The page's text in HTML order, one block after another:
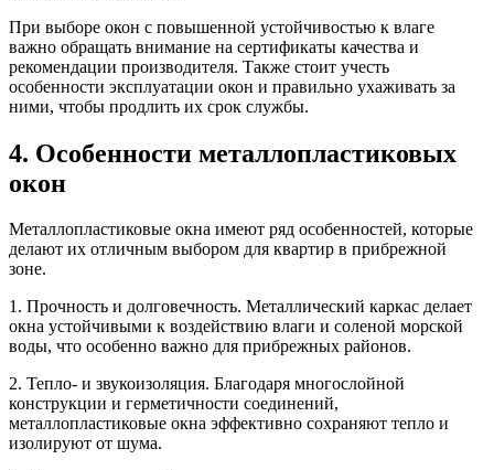
При выборе окон с повышенной устойчивостью к влаге
важно обращать внимание на сертификаты качества и
рекомендации производителя. Также стоит учесть
особенности эксплуатации окон и правильно ухаживать за
ними, чтобы продлить их срок службы.
4. Особенности металлопластиковых
окон
Металлопластиковые окна имеют ряд особенностей, которые
делают их отличным выбором для квартир в прибрежной
зоне.
1. Прочность и долговечность. Металлический каркас делает
окна устойчивыми к воздействию влаги и соленой морской
воды, что особенно важно для прибрежных районов.
2. Тепло- и звукоизоляция. Благодаря многослойной
конструкции и герметичности соединений,
металлопластиковые окна эффективно сохраняют тепло и
изолируют от шума.